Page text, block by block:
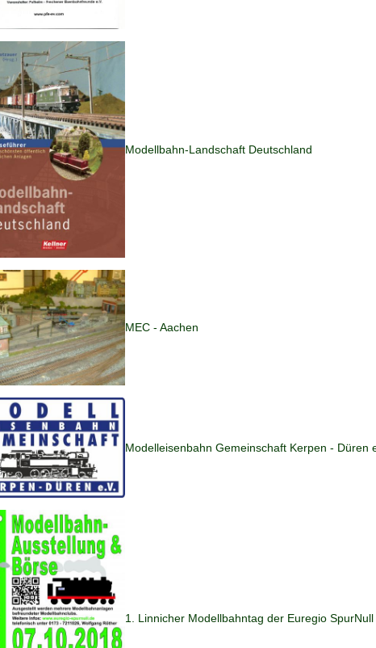
Modellbahn-Landschaft Deutschland
MEC - Aachen
Modelleisenbahn Gemeinschaft Kerpen - Düren
1. Linnicher Modellbahntag der Euregio SpurNull